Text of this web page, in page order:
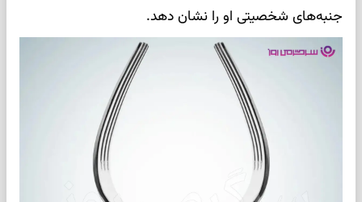
جنبه‌های شخصیتی او را نشان دهد.